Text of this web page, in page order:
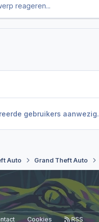
reageren...
gebruikers aanwezig.
Auto Grand Theft Auto
Cookies RSS